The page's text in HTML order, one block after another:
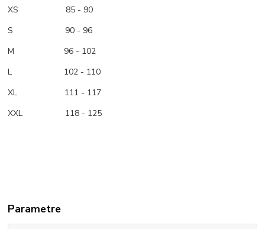
XS
85 - 90
S 90 - 96
M
96 - 102
L 102 - 110
XL 111 - 117
XXL 118 - 125
Parametre